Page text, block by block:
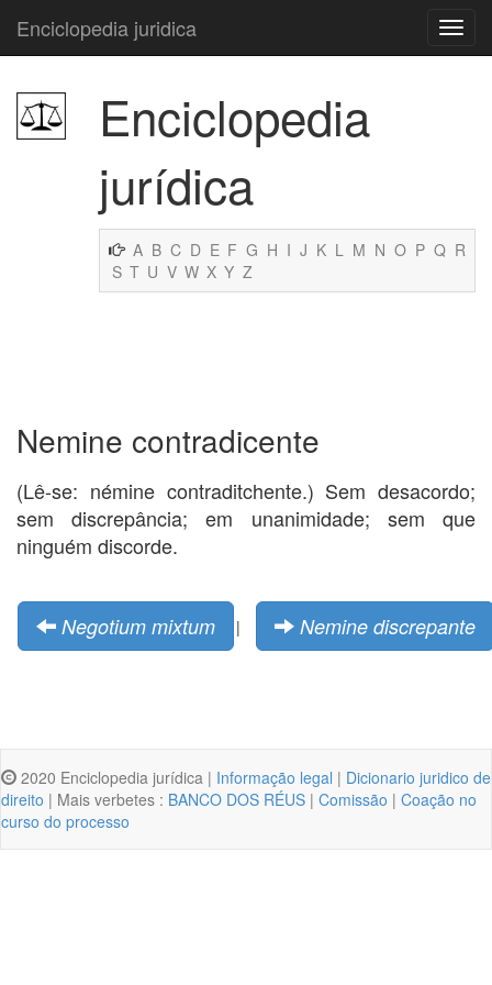
Enciclopedia juridica
Enciclopedia
jurídica
A B C D E F G H I J K L M N O P Q R
S T U V W X Y Z
Nemine contradicente
(Lê-se: némine contraditchente.) Sem desacordo;
sem discrepância; em unanimidade; sem que
ninguém discorde.
Negotium mixtum | Nemine discrepante
2020 Enciclopedia jurídica | Informação legal | Dicionario juridico de
direito | Mais verbetes : BANCO DOS RÉUS | Comissão | Coação no
curso do processo